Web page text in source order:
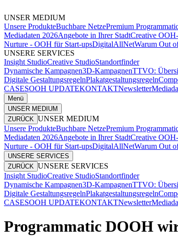
UNSER MEDIUM
Unsere ProdukteBuchbare NetzePremium
Mediadaten 2026Angebote in Ihrer StadtCreative
Nurture - OOH für Start-upsDigitalAllNetWarum Out
UNSERE SERVICES
Insight StudioCreative StudioStandortfinder
Dynamische Kampagnen3D-KampagnenTTVO:
Digitale GestaltungsregelnPlakatgestaltungsregeln
CASESOOH UPDATEKONTAKTNewsletter
Menü
UNSER MEDIUM
ZURÜCK UNSER MEDIUM
Unsere ProdukteBuchbare NetzePremium
Mediadaten 2026Angebote in Ihrer StadtCreative
Nurture - OOH für Start-upsDigitalAllNetWarum Out
UNSERE SERVICES
ZURÜCK UNSERE SERVICES
Insight StudioCreative StudioStandortfinder
Dynamische Kampagnen3D-KampagnenTTVO:
Digitale GestaltungsregelnPlakatgestaltungsregeln
CASESOOH UPDATEKONTAKTNewsletter
Programmatic DOOH